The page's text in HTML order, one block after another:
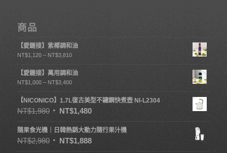
商品
【愛鏈接】紫椰調和油
NT$1,120 – NT$3,810
【愛鏈接】萬用調和油
NT$1,000 – NT$3,400
【NICONICO】1.7L復古美型不鏽鋼快煮壺 NI-L2304
NT$1,980 NT$1,480
隨果食光機｜日韓熱銷大動力隨行果汁機
NT$2,980 NT$1,888